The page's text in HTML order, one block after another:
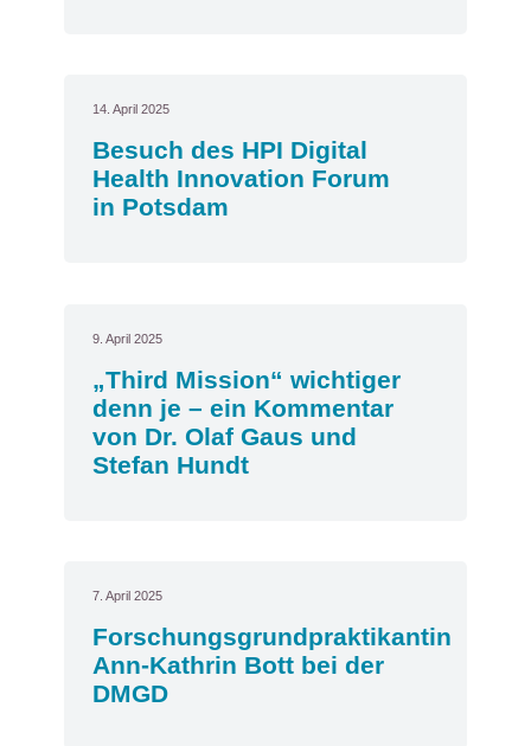
14. April 2025
Besuch des HPI Digital
Health Innovation Forum
in Potsdam
9. April 2025
„Third Mission“ wichtiger
denn je – ein Kommentar
von Dr. Olaf Gaus und
Stefan Hundt
7. April 2025
Forschungsgrundpraktikantin
Ann-Kathrin Bott bei der
DMGD